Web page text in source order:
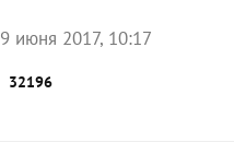
9 июня 2017, 10:17
32196